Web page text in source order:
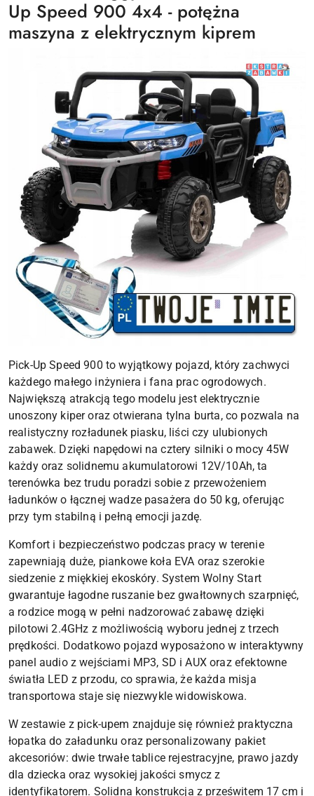
Up Speed 900 4x4 - potężna
maszyna z elektrycznym kiprem
Pick-Up Speed 900 to wyjątkowy pojazd, który zachwyci
każdego małego inżyniera i fana prac ogrodowych.
Największą atrakcją tego modelu jest elektrycznie
unoszony kiper oraz otwierana tylna burta, co pozwala na
realistyczny rozładunek piasku, liści czy ulubionych
zabawek. Dzięki napędowi na cztery silniki o mocy 45W
każdy oraz solidnemu akumulatorowi 12V/10Ah, ta
terenówka bez trudu poradzi sobie z przewożeniem
ładunków o łącznej wadze pasażera do 50 kg, oferując
przy tym stabilną i pełną emocji jazdę.
Komfort i bezpieczeństwo podczas pracy w terenie
zapewniają duże, piankowe koła EVA oraz szerokie
siedzenie z miękkiej ekoskóry. System Wolny Start
gwarantuje łagodne ruszanie bez gwałtownych szarpnięć,
a rodzice mogą w pełni nadzorować zabawę dzięki
pilotowi 2.4GHz z możliwością wyboru jednej z trzech
prędkości. Dodatkowo pojazd wyposażono w interaktywny
panel audio z wejściami MP3, SD i AUX oraz efektowne
światła LED z przodu, co sprawia, że każda misja
transportowa staje się niezwykle widowiskowa.
W zestawie z pick-upem znajduje się również praktyczna
łopatka do załadunku oraz personalizowany pakiet
akcesoriów: dwie trwałe tablice rejestracyjne, prawo jazdy
dla dziecka oraz wysokiej jakości smycz z
identyfikatorem. Solidna konstrukcja z prześwitem 17 cm i